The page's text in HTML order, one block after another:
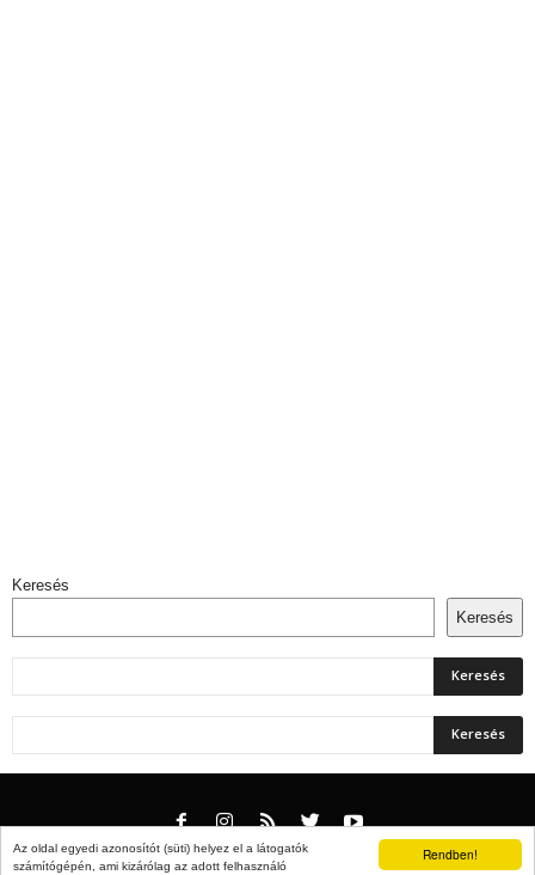
Rendben!
Az oldal egyedi azonosítót (süti) helyez el a látogatók
számítógépén, ami kizárólag az adott felhasználó
Keresés
Keresés